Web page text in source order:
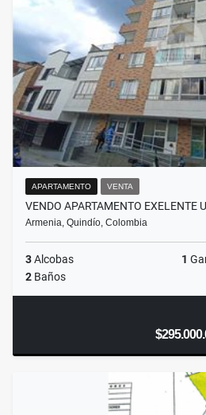
APARTAMENTO VENTA
VENDO APARTAMENTO EXELENTE
Armenia, Quindío, Colombia
3Alcobas 1
2 Baños